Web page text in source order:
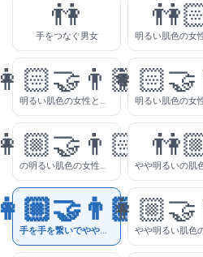
👫
手をつなぐ男女
明るい肌色の女性との肌色の男性が手を手を繋いで
の明るい肌色の女性と明るい肌色の男性が手を手を繋いで
手を手を繋いでやや明るい肌色の女性とやや濃い肌色の男性